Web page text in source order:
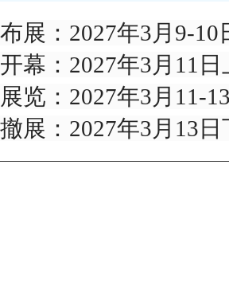
布展：2027年3月9-10
开幕：2027年3月11日
展览：2027年3月11-
撤展：2027年3月13